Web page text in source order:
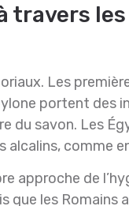
travers les
Les
portent des
du savon. Les
alcalins, comme
approche de
que les